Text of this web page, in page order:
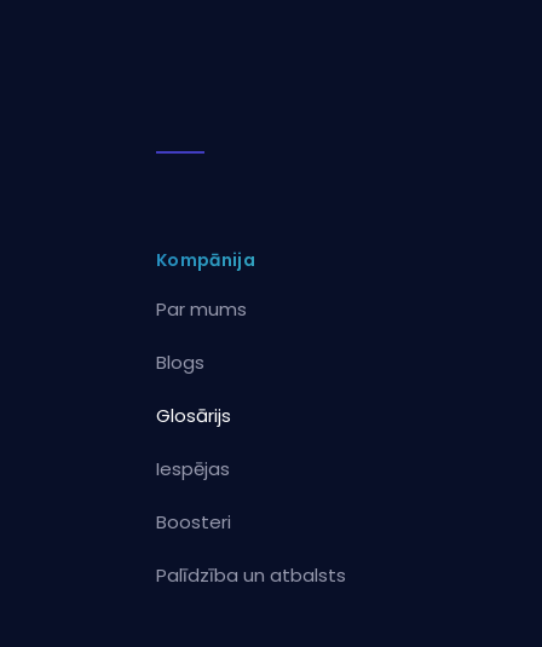
Kompānija
Par mums
Blogs
Glosārijs
Iespējas
Boosteri
Palīdzība un atbalsts